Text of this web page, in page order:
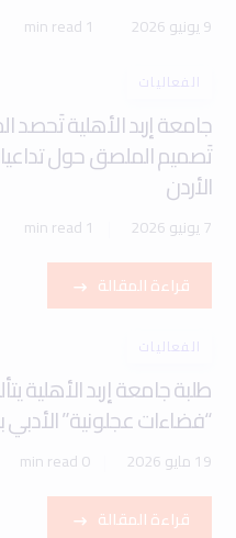
9 يونيو 2026 1 min read
الفعاليات
جامعة إربد الأهلية تَحصد
تَصميم الملصق حول
الأردن
7 يونيو 2026 1 min read
قراءة المقالة
الفعاليات
طلبة جامعة إربد
“فضاءات عجلونية”
19 مايو 2026 0 min read
قراءة المقالة